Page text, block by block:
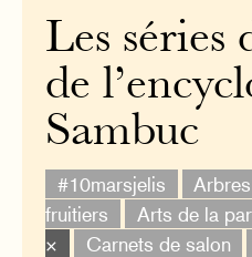
Les séries
de
Sambuc
#10marsjelis
fruitiers
Arts de la
×
Carnets de salon